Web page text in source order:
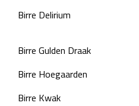
Birre Delirium
Birre Gulden Draak
Birre Hoegaarden
Birre Kwak